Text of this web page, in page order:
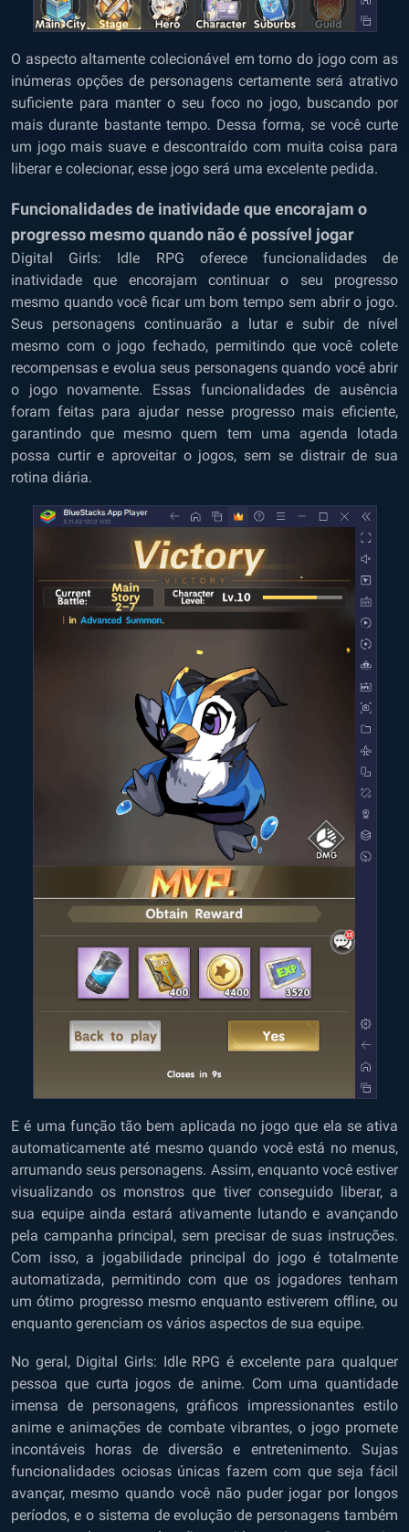
O aspecto altamente colecionável em torno do jogo com as
inúmeras opções de personagens certamente será atrativo
suficiente para manter o seu foco no jogo, buscando por
mais durante bastante tempo. Dessa forma, se você curte
um jogo mais suave e descontraído com muita coisa para
liberar e colecionar, esse jogo será uma excelente pedida.
Funcionalidades de inatividade que encorajam o
progresso mesmo quando não é possível jogar
Digital Girls: Idle RPG oferece funcionalidades de
inatividade que encorajam continuar o seu progresso
mesmo quando você ficar um bom tempo sem abrir o jogo.
Seus personagens continuarão a lutar e subir de nível
mesmo com o jogo fechado, permitindo que você colete
recompensas e evolua seus personagens quando você abrir
o jogo novamente. Essas funcionalidades de ausência
foram feitas para ajudar nesse progresso mais eficiente,
garantindo que mesmo quem tem uma agenda lotada
possa curtir e aproveitar o jogos, sem se distrair de sua
rotina diária.
E é uma função tão bem aplicada no jogo que ela se ativa
automaticamente até mesmo quando você está no menus,
arrumando seus personagens. Assim, enquanto você estiver
visualizando os monstros que tiver conseguido liberar, a
sua equipe ainda estará ativamente lutando e avançando
pela campanha principal, sem precisar de suas instruções.
Com isso, a jogabilidade principal do jogo é totalmente
automatizada, permitindo com que os jogadores tenham
um ótimo progresso mesmo enquanto estiverem offline, ou
enquanto gerenciam os vários aspectos de sua equipe.
No geral, Digital Girls: Idle RPG é excelente para qualquer
pessoa que curta jogos de anime. Com uma quantidade
imensa de personagens, gráficos impressionantes estilo
anime e animações de combate vibrantes, o jogo promete
incontáveis horas de diversão e entretenimento. Sujas
funcionalidades ociosas únicas fazem com que seja fácil
avançar, mesmo quando você não puder jogar por longos
períodos, e o sistema de evolução de personagens também